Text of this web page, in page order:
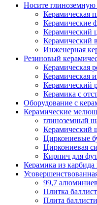
Носите глиноземную
Керамическая
Керамические
Керамический
Керамический
Инженерная
Резиновый
Керамическая
Керамическая
Керамический
Керамика с
Оборудование с
Керамические
глиноземный
Керамический
Циркониевые
Циркониевая
Кирпич для
Керамика из
99,7
Плитка
Плита